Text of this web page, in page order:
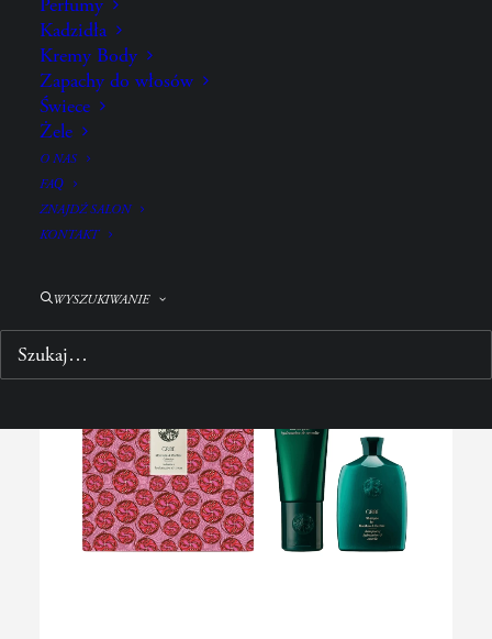
Kadzidła
Kremy Body
Zapachy do włosów
Świece
Żele
O NAS
FAQ
ZNAJDŹ SALON
KONTAKT
WYSZUKIWANIE
ZA CO GO KOCHAMY?
JAK UŻYWAĆ?
SKŁADNIKI
POŁĄCZ Z: